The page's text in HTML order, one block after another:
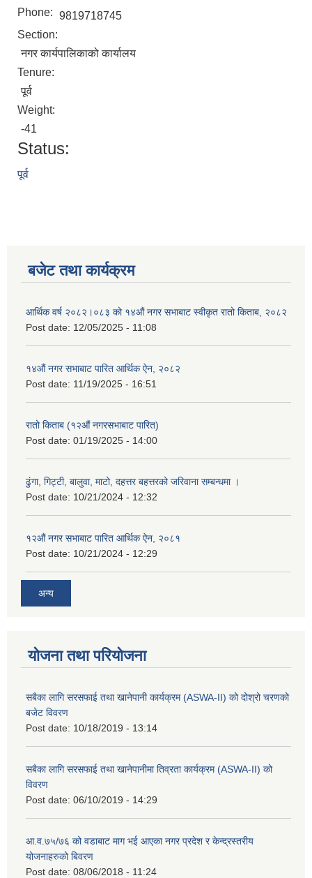
Phone: 9819718745
Section:
नगर कार्यपालिकाको कार्यालय
Tenure:
पूर्व
Weight:
-41
Status:
पूर्व
बजेट तथा कार्यक्रम
आर्थिक वर्ष २०८२।०८३ को १४औं नगर सभाबाट स्वीकृत रातो किताब, २०८२
Post date: 12/05/2025 - 11:08
१४औं नगर सभाबाट पारित आर्थिक ऐन, २०८२
Post date: 11/19/2025 - 16:51
रातो किताब (१२औं नगरसभाबाट पारित)
Post date: 01/19/2025 - 14:00
ढुंगा, गिट्टी, बालुवा, माटो, दहत्तर बहत्तरको जरिवाना सम्बन्धमा ।
Post date: 10/21/2024 - 12:32
१२औं नगर सभाबाट पारित आर्थिक ऐन, २०८१
Post date: 10/21/2024 - 12:29
अन्य
योजना तथा परियोजना
सबैका लागि सरसफाई तथा खानेपानी कार्यक्रम (ASWA-II) को दोश्रो चरणको
बजेट विवरण
Post date: 10/18/2019 - 13:14
सबैका लागि सरसफाई तथा खानेपानीमा तिव्रता कार्यक्रम (ASWA-II) को
विवरण
Post date: 06/10/2019 - 14:29
आ.व.७५/७६ को वडाबाट माग भई आएका नगर प्रदेश र केन्द्रस्तरीय
योजनाहरुको बिवरण
Post date: 08/06/2018 - 11:24